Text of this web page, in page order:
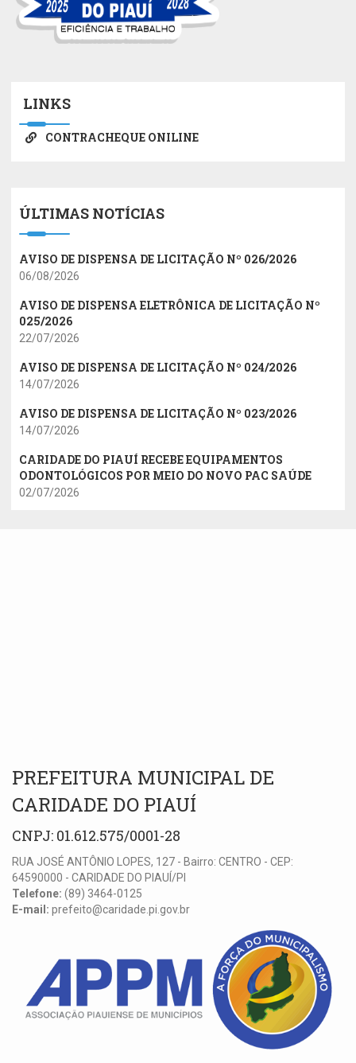
LINKS
CONTRACHEQUE ONILINE
ÚLTIMAS NOTÍCIAS
AVISO DE DISPENSA DE LICITAÇÃO Nº 026/2026
06/08/2026
AVISO DE DISPENSA ELETRÔNICA DE LICITAÇÃO Nº
025/2026
22/07/2026
AVISO DE DISPENSA DE LICITAÇÃO Nº 024/2026
14/07/2026
AVISO DE DISPENSA DE LICITAÇÃO Nº 023/2026
14/07/2026
CARIDADE DO PIAUÍ RECEBE EQUIPAMENTOS
ODONTOLÓGICOS POR MEIO DO NOVO PAC SAÚDE
02/07/2026
PREFEITURA MUNICIPAL DE
CARIDADE DO PIAUÍ
CNPJ: 01.612.575/0001-28
RUA JOSÉ ANTÔNIO LOPES, 127 - Bairro: CENTRO - CEP:
64590000 - CARIDADE DO PIAUÍ/PI
Telefone: (89) 3464-0125
E-mail: prefeito@caridade.pi.gov.br